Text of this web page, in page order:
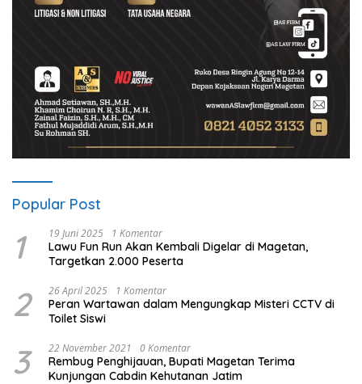
Popular Post
1 19 Juni 2025 1 Komentar
Lawu Fun Run Akan Kembali Digelar di Magetan,
Targetkan 2.000 Peserta
2 26 April 2025 1 Komentar
Peran Wartawan dalam Mengungkap Misteri CCTV di
Toilet Siswi
3 22 November 2021 0 Komentar
Rembug Penghijauan, Bupati Magetan Terima
Kunjungan Cabdin Kehutanan Jatim